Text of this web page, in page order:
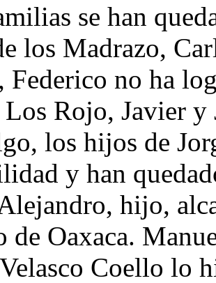
se han
los Madrazo,
Federico no ha
Rojo, Javier y
los hijos de
y han
hijo,
de Oaxaca.
Coello lo